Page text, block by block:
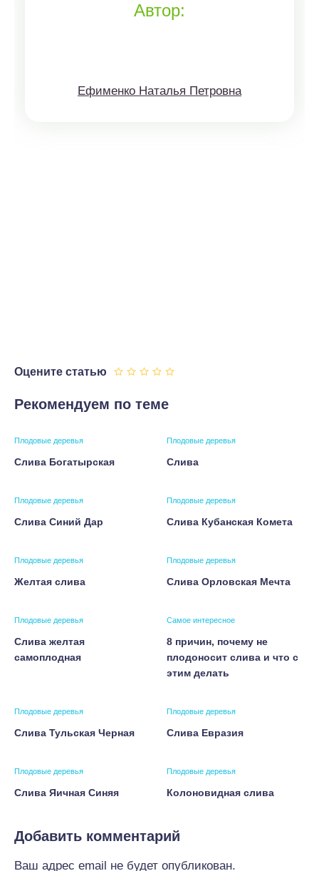
Автор:
Ефименко Наталья Петровна
Оцените статью
Рекомендуем по теме
Плодовые деревья
Слива Богатырская
Плодовые деревья
Слива
Плодовые деревья
Слива Синий Дар
Плодовые деревья
Слива Кубанская Комета
Плодовые деревья
Желтая слива
Плодовые деревья
Слива Орловская Мечта
Плодовые деревья
Слива желтая
самоплодная
Самое интересное
8 причин, почему не
плодоносит слива и что с
этим делать
Плодовые деревья
Слива Тульская Черная
Плодовые деревья
Слива Евразия
Плодовые деревья
Слива Яичная Синяя
Плодовые деревья
Колоновидная слива
Добавить комментарий
Ваш адрес email не будет опубликован.